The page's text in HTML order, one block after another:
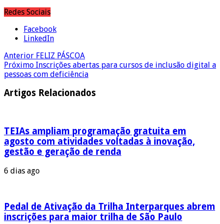
Redes Sociais
Facebook
LinkedIn
Anterior FELIZ PÁSCOA
Próximo Inscrições abertas para cursos de inclusão digital a
pessoas com deficiência
Artigos Relacionados
TEIAs ampliam programação gratuita em
agosto com atividades voltadas à inovação,
gestão e geração de renda
6 dias ago
Pedal de Ativação da Trilha Interparques abrem
inscrições para maior trilha de São Paulo